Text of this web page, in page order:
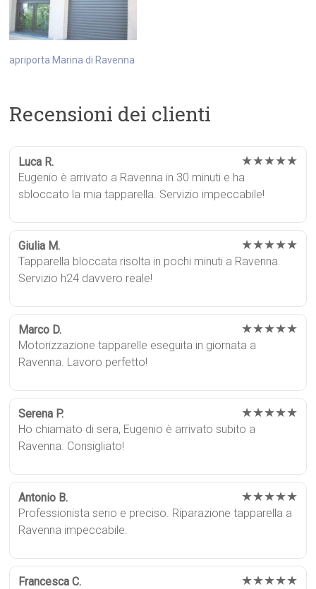
apriporta Marina di Ravenna
Recensioni dei clienti
Luca R. ★★★★★
Eugenio è arrivato a Ravenna in 30 minuti e ha
sbloccato la mia tapparella. Servizio impeccabile!
Giulia M. ★★★★★
Tapparella bloccata risolta in pochi minuti a Ravenna.
Servizio h24 davvero reale!
Marco D. ★★★★★
Motorizzazione tapparelle eseguita in giornata a
Ravenna. Lavoro perfetto!
Serena P. ★★★★★
Ho chiamato di sera, Eugenio è arrivato subito a
Ravenna. Consigliato!
Antonio B. ★★★★★
Professionista serio e preciso. Riparazione tapparella a
Ravenna impeccabile.
Francesca C. ★★★★★